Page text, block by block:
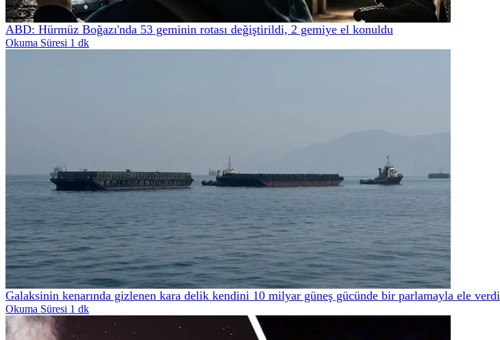
ABD: Hürmüz Boğazı'nda 53 geminin rotası değiştirildi, 2 gemiye el konuldu
Okuma Süresi 1 dk
Galaksinin kenarında gizlenen kara delik kendini 10 milyar güneş gücünde bir parlamayla ele verdi
Okuma Süresi 1 dk